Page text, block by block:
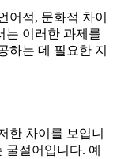
어적, 문화적 차이
는 이러한 과제를
하는 데 필요한 지
한 차이를 보입니
절어입니다. 예